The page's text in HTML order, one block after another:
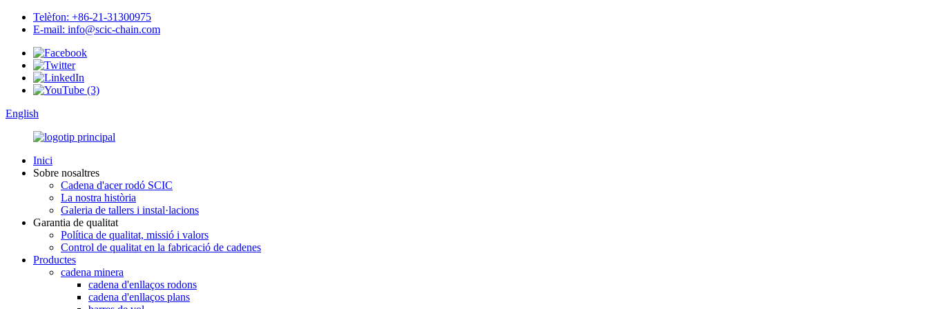
Telèfon: +86-21-31300975
E-mail: info@scic-chain.com
English
Inici
Sobre nosaltres
Cadena d'acer rodó SCIC
La nostra història
Galeria de tallers i instal·lacions
Garantia de qualitat
Política de qualitat, missió i valors
Control de qualitat en la fabricació de cadenes
Productes
cadena minera
cadena d'enllaços rodons
cadena d'enllaços plans